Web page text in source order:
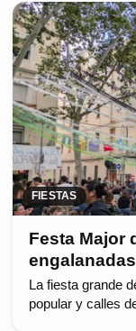
FIESTAS
Festa Major
La fiesta grande
popular y calles